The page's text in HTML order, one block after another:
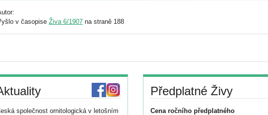
v časopise Živa 6/1907 na straně 188
společnost ornitologická v letošním
Předplatné Živy
Cena ročního předplatného